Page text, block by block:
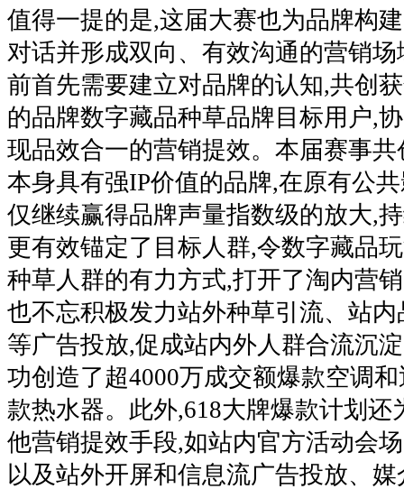
值得一提的是,这届大赛也为品牌构
对话并形成双向、有效沟通的营销
前首先需要建立对品牌的认知,共创
的品牌数字藏品种草品牌目标用户,
现品效合一的营销提效。本届赛事
本身具有强IP价值的品牌,在原有公
仅继续赢得品牌声量指数级的放大,
更有效锚定了目标人群,令数字藏品
种草人群的有力方式,打开了淘内营
也不忘积极发力站外种草引流、站
等广告投放,促成站内外人群合流沉
功创造了超4000万成交额爆款空调
款热水器。此外,618大牌爆款计划还
他营销提效手段,如站内官方活动会
以及站外开屏和信息流广告投放、